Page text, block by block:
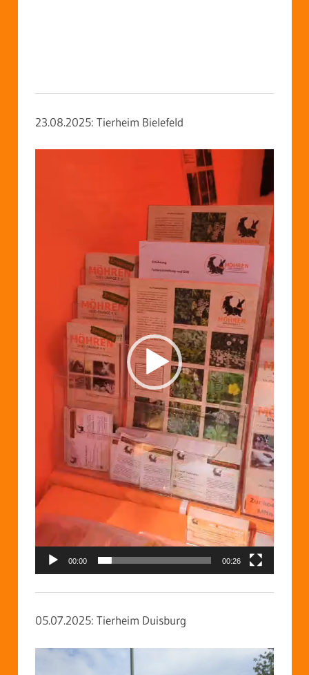
23.08.2025: Tierheim Bielefeld
00:00 00:26
05.07.2025: Tierheim Duisburg